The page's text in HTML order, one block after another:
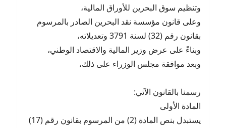
وتنظيم سوق البحرين للأوراق المالية،
وعلى قانون مؤسسة نقد البحرين الصادر بالمرسوم
بقانون رقم (32) لسنة 3791 وتعديلاته،
وبناءً على عرض وزير المالية والاقتصاد الوطني،
وبعد موافقة مجلس الوزراء على ذلك،
رسمنا بالقانون الآتي:
المادة الأولى
يستبدل بنص المادة (2) من المرسوم بقانون رقم (17)